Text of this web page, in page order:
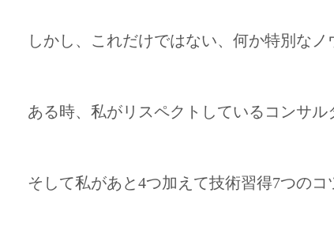
しかし、これだけではない、何か特別な
ある時、私がリスペクトしているコンサ
そして私があと4つ加えて技術習得7つのコ